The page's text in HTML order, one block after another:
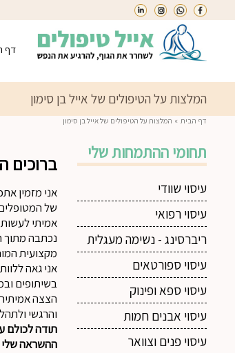
facebook
whatsapp
instegram
linkin
דף
המלצות על הטיפולים של אייל בן סימון
דף הבית » המלצות על הטיפולים של אייל בן סימון
תחומי ההתמחות שלי
עיסוי שוודי
עיסוי רפואי
ריברסינג - נשימה מעגלית
עיסוי ספורטאים
עיסוי ספא ופינוק
עיסוי אבנים חמות
עיסוי פנים וצוואר
ברוכים
אני מזמין
של המטופלים
אמיתי
נכתבה מתוך
מקצועית
אני גאה
בשיתופים
הצצה
והרגשי
תודה לכולם
ההשראה שלי